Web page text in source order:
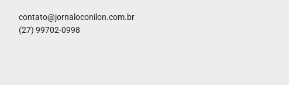
contato@jornaloconilon.com.br
(27) 99702-0998